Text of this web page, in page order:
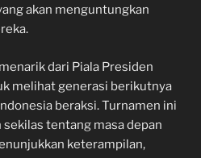
akan menguntungkan
dari Piala Presiden
melihat generasi berikutnya
beraksi. Turnamen ini
tentang masa depan
keterampilan,